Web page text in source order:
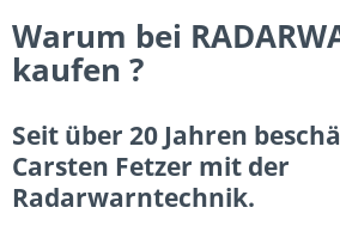
Warum bei
kaufen ?
Seit über 20 Jahren
Carsten Fetzer mit der
Radarwarntechnik.